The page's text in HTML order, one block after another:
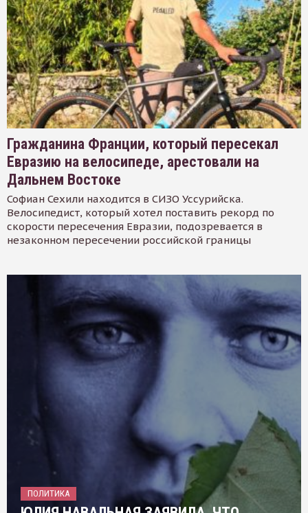
Гражданина Франции, который пересекал
Евразию на велосипеде, арестовали на
Дальнем Востоке
Софиан Сехили находится в СИЗО Уссурийска.
Велосипедист, который хотел поставить рекорд по
скорости пересечения Евразии, подозревается в
незаконном пересечении российской границы
ПОЛИТИКА